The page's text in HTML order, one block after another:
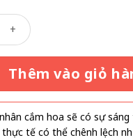
lượng
Thêm vào giỏ
cắm hoa sẽ có sự
tế có thể chênh lệch